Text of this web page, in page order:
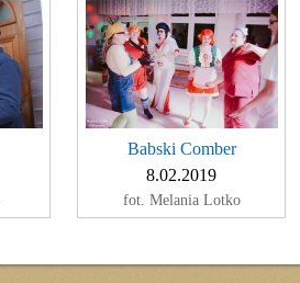
Babski Comber
8.02.2019
fot. Melania Lotko